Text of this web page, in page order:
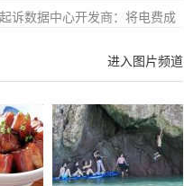
诉数据中心开发商：将电费成
进入图片频道